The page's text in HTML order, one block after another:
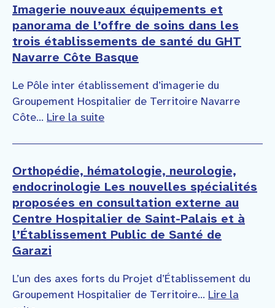
Imagerie nouveaux équipements et
panorama de l’offre de soins dans les
trois établissements de santé du GHT
Navarre Côte Basque
Le Pôle inter établissement d’imagerie du
Groupement Hospitalier de Territoire Navarre
Côte... Lire la suite
Orthopédie, hématologie, neurologie,
endocrinologie Les nouvelles spécialités
proposées en consultation externe au
Centre Hospitalier de Saint-Palais et à
l’Établissement Public de Santé de
Garazi
L’un des axes forts du Projet d’Établissement du
Groupement Hospitalier de Territoire... Lire la